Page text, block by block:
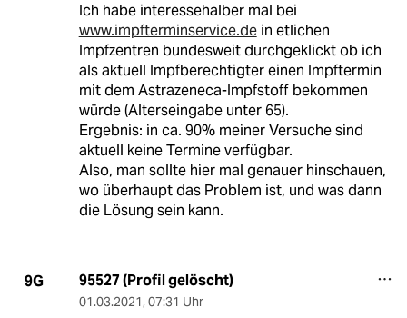
Ich habe interessehalber mal bei
www.impfterminservice.dein etlichen
Impfzentren bundesweit durchgeklickt ob ich
als aktuell Impfberechtigter einen Impftermin
mit dem Astrazeneca-Impfstoff bekommen
würde (Alterseingabe unter 65).
Ergebnis: in ca. 90% meiner Versuche sind
aktuell keine Termine verfügbar.
Also, man sollte hier mal genauer hinschauen,
wo überhaupt das Problem ist, und was dann
die Lösung sein kann.
9G 95527 (Profil gelöscht)
01.03.2021, 07:31 Uhr